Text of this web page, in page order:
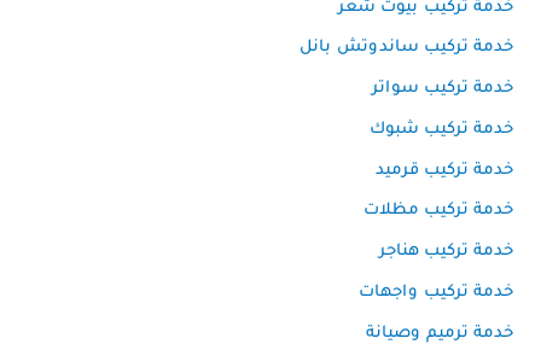
خدمة تركيب بيوت شعر
خدمة تركيب ساندوتش بانل
خدمة تركيب سواتر
خدمة تركيب شبوك
خدمة تركيب قرميد
خدمة تركيب مظلات
خدمة تركيب هناجر
خدمة تركيب واجهات
خدمة ترميم وصيانة